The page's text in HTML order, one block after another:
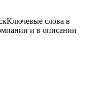
Ключевые слова в
и в описании